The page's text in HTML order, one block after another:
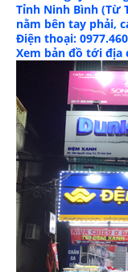
Tỉnh Ninh Bình (Từ
nằm bên tay phải,
Điện thoại:
Xem bản đồ tới địa